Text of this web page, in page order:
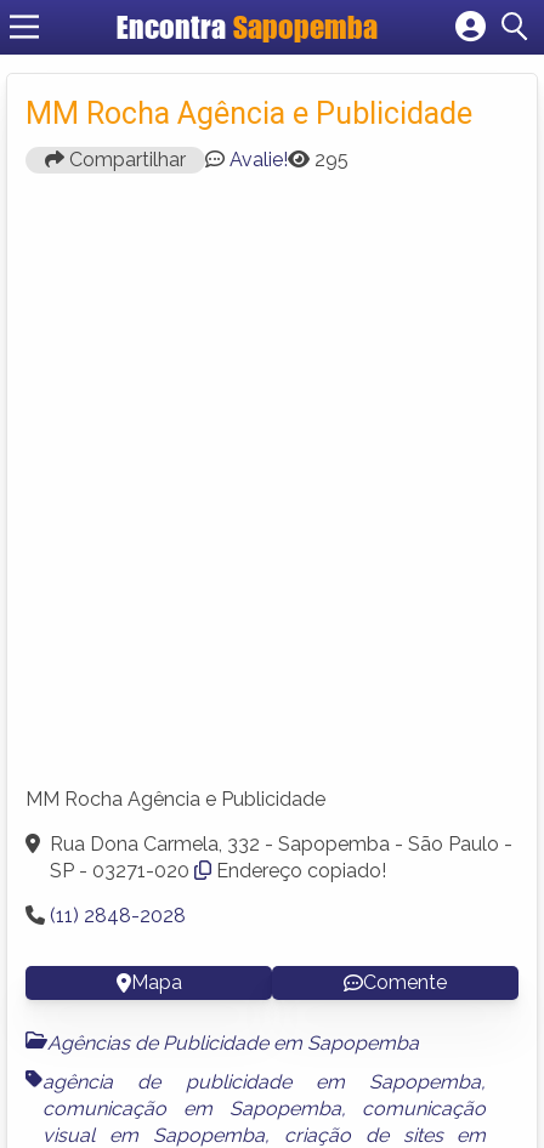
Encontra Sapopemba
Cadastrar empresa
Criar conta
MM Rocha Agência e Publicidade
Compartilhar Avalie! 295
MM Rocha Agência e Publicidade
Rua Dona Carmela, 332 - Sapopemba - São Paulo -
SP - 03271-020
Endereço copiado!
(11) 2848-2028
Mapa Comente
Agências de Publicidade em Sapopemba
agência de publicidade em Sapopemba,
comunicação em Sapopemba, comunicação
visual em Sapopemba, criação de sites em